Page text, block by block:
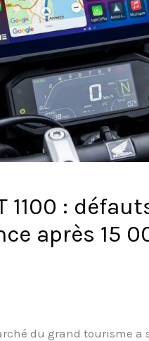
1100 :
après 15
du grand tourisme a